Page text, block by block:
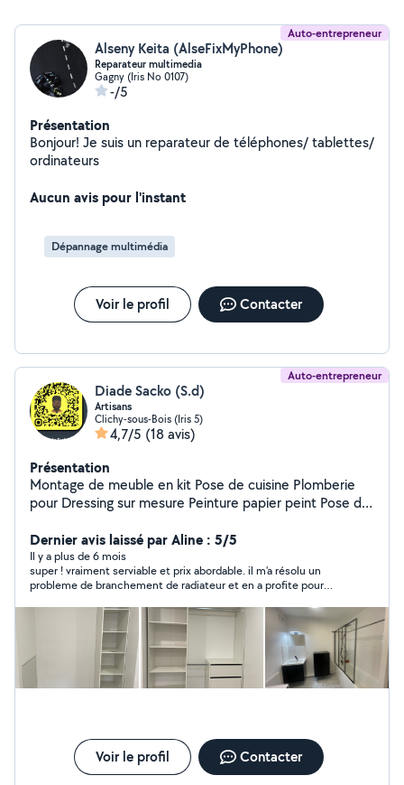
Auto-entrepreneur
Alseny Keita (AlseFixMyPhone)
Reparateur multimedia
Gagny (Iris No 0107)
-/5
Présentation
Bonjour! Je suis un reparateur de téléphones/ tablettes/
ordinateurs
Aucun avis pour l'instant
Dépannage multimédia
Voir le profil Contacter
Auto-entrepreneur
Diade Sacko (S.d)
Artisans
Clichy-sous-Bois (Iris 5)
4,7/5 (18 avis)
Présentation
Montage de meuble en kit Pose de cuisine Plomberie
pour Dressing sur mesure Peinture papier peint Pose de
Dernier avis laissé par Aline : 5/5
Il y a plus de 6 mois
super ! vraiment serviable et prix abordable. il m'a résolu un
probleme de branchement de radiateur et en a profite pour
Voir le profil Contacter